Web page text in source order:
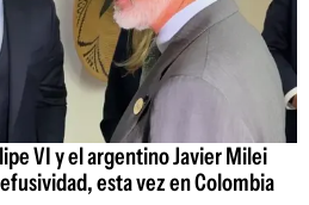
VI y el argentino Javier Milei
esta vez en Colombia